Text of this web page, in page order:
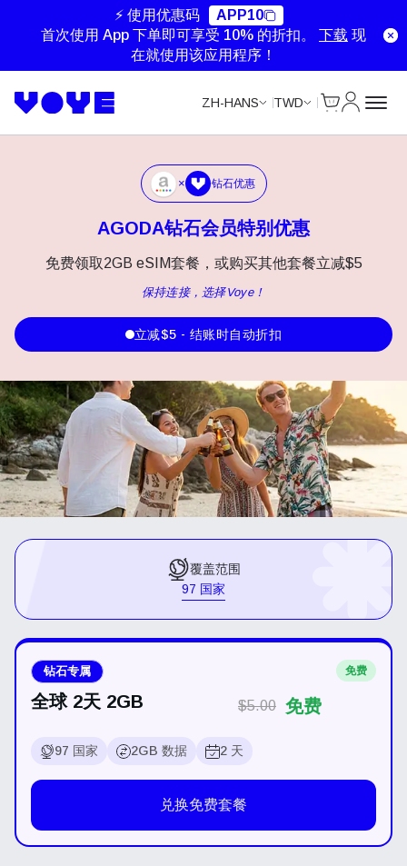
⚡ 使用优惠码
APP10
首次使用 App 下单即可享受 10% 的折扣。 下载 现
在就使用该应用程序！
ZH-HANS TWD
× 钻石优惠
AGODA钻石会员特别优惠
免费领取2GB eSIM套餐，或购买其他套餐立减$5
保持连接，选择Voye！
立减$5 - 结账时自动折扣
覆盖范围
97 国家
钻石专属
全球 2天 2GB
免费
$5.00 免费
97 国家 2GB 数据 2 天
兑换免费套餐